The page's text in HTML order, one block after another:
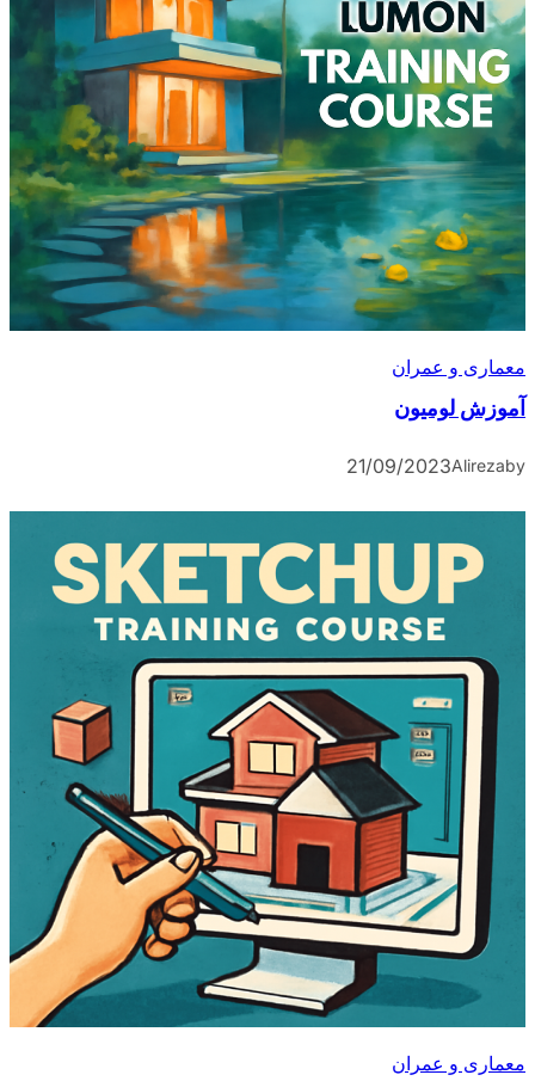
معماری و عمران
آموزش لومیون
by
Alireza
21/09/2023
معماری و عمران